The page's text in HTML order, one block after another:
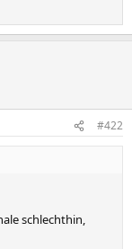
#422
schlechthin,